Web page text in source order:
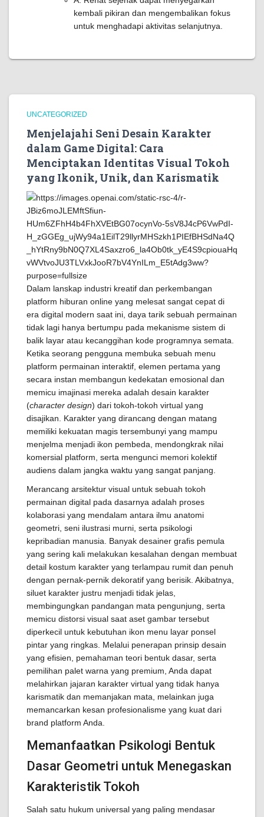
kembali pikiran dan mengembalikan fokus
untuk menghadapi aktivitas selanjutnya.
UNCATEGORIZED
Menjelajahi Seni Desain Karakter
dalam Game Digital: Cara
Menciptakan Identitas Visual Tokoh
yang Ikonik, Unik, dan Karismatik
Dalam lanskap industri kreatif dan perkembangan
platform hiburan online yang melesat sangat cepat di
era digital modern saat ini, daya tarik sebuah permainan
tidak lagi hanya bertumpu pada mekanisme sistem di
balik layar atau kecanggihan kode programnya semata.
Ketika seorang pengguna membuka sebuah menu
platform permainan interaktif, elemen pertama yang
secara instan membangun kedekatan emosional dan
memicu imajinasi mereka adalah desain karakter
(character design) dari tokoh-tokoh virtual yang
disajikan. Karakter yang dirancang dengan matang
memiliki kekuatan magis tersembunyi yang mampu
menjelma menjadi ikon pembeda, mendongkrak nilai
komersial platform, serta mengunci memori kolektif
audiens dalam jangka waktu yang sangat panjang.
Merancang arsitektur visual untuk sebuah tokoh
permainan digital pada dasarnya adalah proses
kolaborasi yang mendalam antara ilmu anatomi
geometri, seni ilustrasi murni, serta psikologi
kepribadian manusia. Banyak desainer grafis pemula
yang sering kali melakukan kesalahan dengan membuat
detail kostum karakter yang terlampau rumit dan penuh
dengan pernak-pernik dekoratif yang berisik. Akibatnya,
siluet karakter justru menjadi tidak jelas,
membingungkan pandangan mata pengunjung, serta
memicu distorsi visual saat aset gambar tersebut
diperkecil untuk kebutuhan ikon menu layar ponsel
pintar yang ringkas. Melalui penerapan prinsip desain
yang efisien, pemahaman teori bentuk dasar, serta
pemilihan palet warna yang premium, Anda dapat
melahirkan jajaran karakter virtual yang tidak hanya
karismatik dan memanjakan mata, melainkan juga
memancarkan kesan profesionalisme yang kuat dari
brand platform Anda.
Memanfaatkan Psikologi Bentuk
Dasar Geometri untuk Menegaskan
Karakteristik Tokoh
Salah satu hukum universal yang paling mendasar